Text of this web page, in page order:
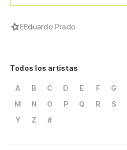
EEduardo Prado
Todos los artistas
A B C D E F G
M
N O P Q R S
Y
Z #